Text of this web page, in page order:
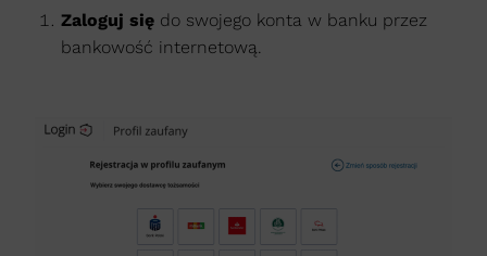
Zaloguj się do swojego konta w banku przez
bankowość internetową.